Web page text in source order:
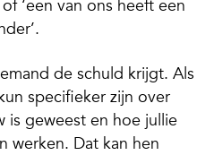
‘een van ons heeft een
de schuld krijgt. Als
specifieker zijn over
is geweest en hoe jullie
werken. Dat kan hen